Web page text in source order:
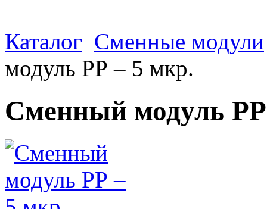
Каталог Сменные модули
модуль РР – 5 мкр.
Сменный модуль